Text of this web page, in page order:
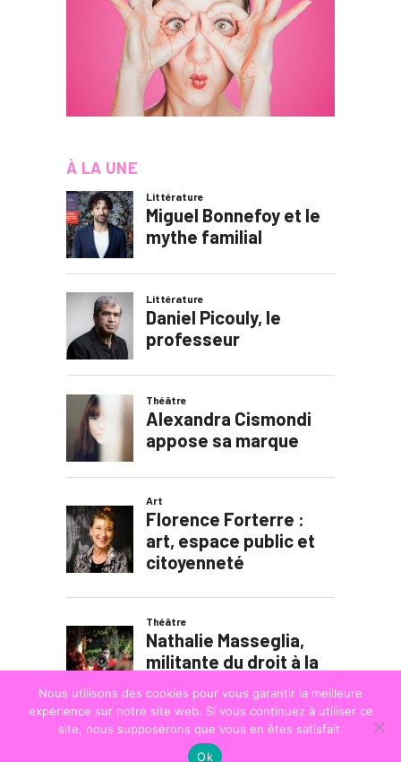
À LA UNE
Nous utilisons des cookies pour vous garantir la meilleure
expérience sur notre site web. Si vous continuez à utiliser ce
site, nous supposerons que vous en êtes satisfait.
Ok